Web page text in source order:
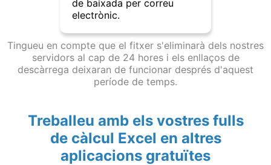
de baixada per correu
electrònic.
Tingueu en compte que el fitxer s'eliminarà dels nostres
servidors al cap de 24 hores i els enllaços de
descàrrega deixaran de funcionar després d'aquest
període de temps.
Treballeu amb els vostres fulls
de càlcul Excel en altres
aplicacions gratuïtes